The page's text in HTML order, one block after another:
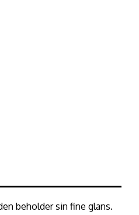
beholder sin fine glans.